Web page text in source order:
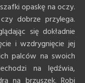
opaskę na oczy.
dobrze przylega.
się dokładnie
i wzdrygnięcie jej
palców na swoich
na lędźwia,